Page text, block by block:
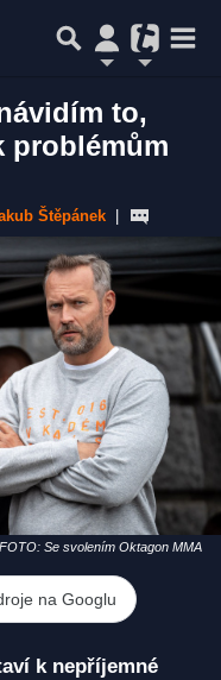
to,
problémům
Štěpánek
Se svolením Oktagon MMA
na Googlu
k nepříjemné